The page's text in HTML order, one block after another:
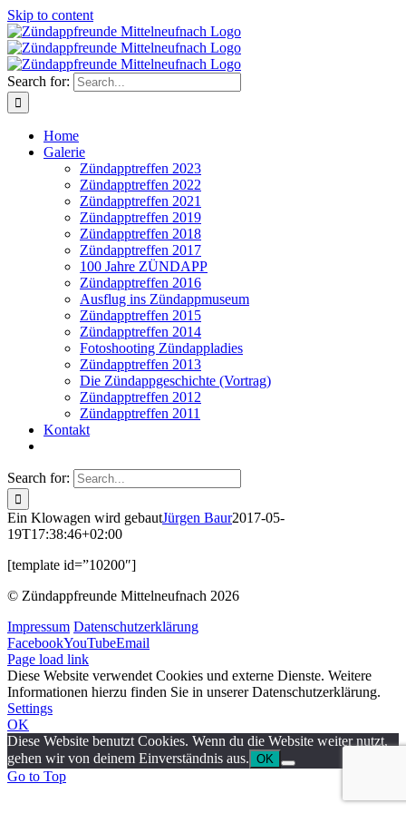
Skip to content
Search for:
Home
Galerie
Zündapptreffen 2023
Zündapptreffen 2022
Zündapptreffen 2021
Zündapptreffen 2019
Zündapptreffen 2018
Zündapptreffen 2017
100 Jahre ZÜNDAPP
Zündapptreffen 2016
Ausflug ins Zündappmuseum
Zündapptreffen 2015
Zündapptreffen 2014
Fotoshooting Zündappladies
Zündapptreffen 2013
Die Zündappgeschichte (Vortrag)
Zündapptreffen 2012
Zündapptreffen 2011
Kontakt
Search for:
Ein Klowagen wird gebautJürgen Baur2017-05-
19T17:38:46+02:00
[template id=”10200″]
© Zündappfreunde Mittelneufnach 2026
Impressum Datenschutzerklärung
FacebookYouTubeEmail
Page load link
Diese Website verwendet Cookies und externe Dienste. Weitere
Informationen hierzu finden Sie in unserer Datenschutzerklärung.
Settings
OK
Diese Website benutzt Cookies. Wenn du die Website weiter nutzt,
gehen wir von deinem Einverständnis aus. OK
Go to Top